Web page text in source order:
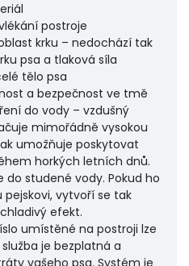
postroje
krku – nedochází tak
psa a tlaková síla
tělo psa
a bezpečnost ve tmě
do vody – vzdušný
mimořádně vysokou
umožňuje poskytovat
horkých letních dnů.
do studené vody. Pokud ho
vytvoří se tak
efekt.
umístěné na postroji lze
je bezplatná a